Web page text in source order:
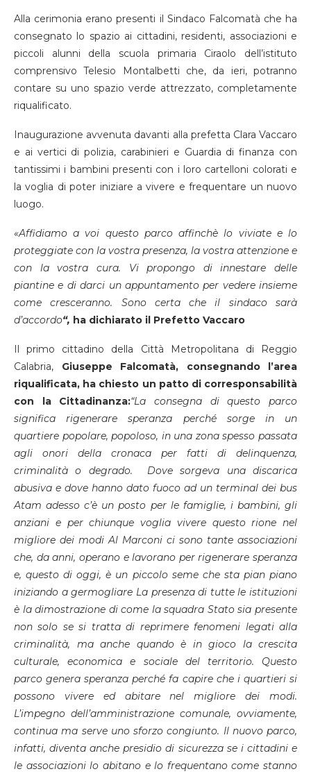
Alla cerimonia erano presenti il Sindaco Falcomatà che ha
consegnato lo spazio ai cittadini, residenti, associazioni e
piccoli alunni della scuola primaria Ciraolo dell’istituto
comprensivo Telesio Montalbetti che, da ieri, potranno
contare su uno spazio verde attrezzato, completamente
riqualificato.
Inaugurazione avvenuta davanti alla prefetta Clara Vaccaro
e ai vertici di polizia, carabinieri e Guardia di finanza con
tantissimi i bambini presenti con i loro cartelloni colorati e
la voglia di poter iniziare a vivere e frequentare un nuovo
luogo.
«Affidiamo a voi questo parco affinchè lo viviate e lo
proteggiate con la vostra presenza, la vostra attenzione e
con la vostra cura. Vi propongo di innestare delle
piantine e di darci un appuntamento per vedere insieme
come cresceranno. Sono certa che il sindaco sarà
d’accordo“, ha dichiarato il Prefetto Vaccaro
Il primo cittadino della Città Metropolitana di Reggio
Calabria, Giuseppe Falcomatà, consegnando l’area
riqualificata, ha chiesto un patto di corresponsabilità
con la Cittadinanza:“La consegna di questo parco
significa rigenerare speranza perché sorge in un
quartiere popolare, popoloso, in una zona spesso passata
agli onori della cronaca per fatti di delinquenza,
criminalità o degrado. Dove sorgeva una discarica
abusiva e dove hanno dato fuoco ad un terminal dei bus
Atam adesso c’è un posto per le famiglie, i bambini, gli
anziani e per chiunque voglia vivere questo rione nel
migliore dei modiAl Marconi ci sono tante associazioni
che, da anni, operano e lavorano per rigenerare speranza
e, questo di oggi, è un piccolo seme che sta pian piano
iniziando a germogliare La presenza di tutte le istituzioni
è la dimostrazione di come la squadra Stato sia presente
non solo se si tratta di reprimere fenomeni legati alla
criminalità, ma anche quando è in gioco la crescita
culturale, economica e sociale del territorio. Questo
parco genera speranza perché fa capire che i quartieri si
possono vivere ed abitare nel migliore dei modi.
L’impegno dell’amministrazione comunale, ovviamente,
continua ma serve uno sforzo congiunto. Il nuovo parco,
infatti, diventa anche presidio di sicurezza se i cittadini e
le associazioni lo abitano e lo frequentano come stanno